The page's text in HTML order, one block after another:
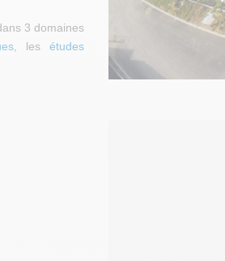
3 domaines
, lesétudes